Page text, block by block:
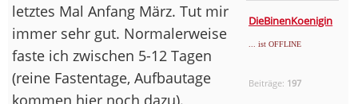
DieBinenKoenigin
... ist OFFLINE
Beiträge: 197
letztes Mal Anfang März. Tut mir
immer sehr gut. Normalerweise
faste ich zwischen 5-12 Tagen
(reine Fastentage, Aufbautage
kommen hier noch dazu).